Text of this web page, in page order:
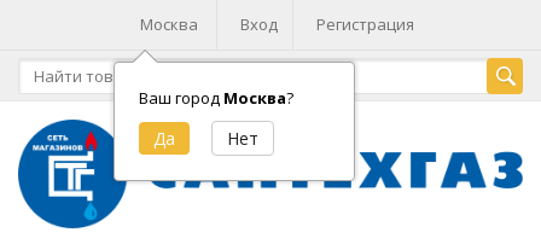
Москва
Ваш город Москва?
Вход Регистрация